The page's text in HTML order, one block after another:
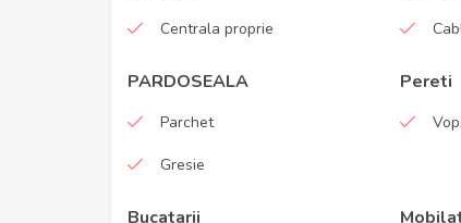
Centrala proprie
PARDOSEALA
Parchet
Gresie
Pereti
Bucatarii